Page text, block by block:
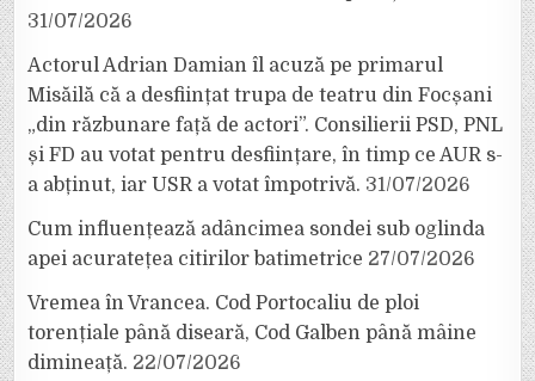
31/07/2026
Actorul Adrian Damian îl acuză pe primarul
Misăilă că a desființat trupa de teatru din Focșani
„din răzbunare față de actori”. Consilierii PSD, PNL
și FD au votat pentru desființare, în timp ce AUR s-
a abținut, iar USR a votat împotrivă. 31/07/2026
Cum influențează adâncimea sondei sub oglinda
apei acuratețea citirilor batimetrice 27/07/2026
Vremea în Vrancea. Cod Portocaliu de ploi
torențiale până diseară, Cod Galben până mâine
dimineață. 22/07/2026